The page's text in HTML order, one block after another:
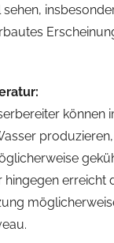
können
hingegen erreicht